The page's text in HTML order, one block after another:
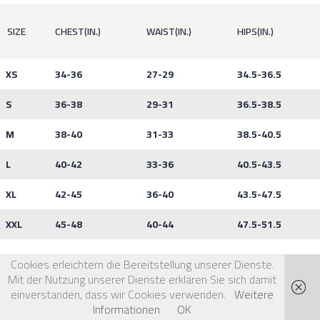
SIZE CHEST(IN.) WAIST(IN.) HIPS(IN.)
XS 34-36 27-29
34.5-36.5
S
36-38 29-31
36.5-38.5
M
38-40 31-33
38.5-40.5
L
40-42 33-36
40.5-43.5
XL
42-45 36-40
43.5-47.5
XXL
45-48 40-44 47.5-51.5
Cookies erleichtern die Bereitstellung unserer Dienste.
Mit der Nutzung unserer Dienste erklären Sie sich damit
einverstanden, dass wir Cookies verwenden. Weitere
Informationen OK